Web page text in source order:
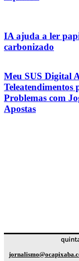
IA ajuda a ler
carbonizado
Meu SUS Digital
Teleatendimentos
Problemas com
Apostas